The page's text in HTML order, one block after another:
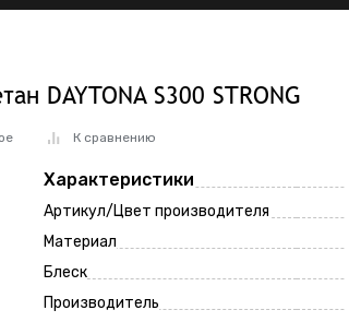
DAYTONA S300 STRONG
К сравнению
Характеристики
Артикул/Цвет производителя
Материал
Блеск
Производитель